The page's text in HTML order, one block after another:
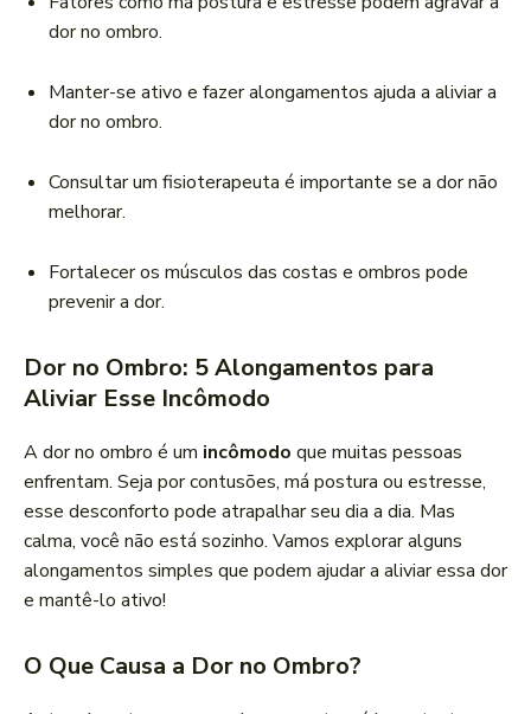
dor no ombro.
Manter-se ativo e fazer alongamentos ajuda a aliviar a
dor no ombro.
Consultar um fisioterapeuta é importante se a dor não
melhorar.
Fortalecer os músculos das costas e ombros pode
prevenir a dor.
Dor no Ombro: 5 Alongamentos para
Aliviar Esse Incômodo
A dor no ombro é um incômodo que muitas pessoas
enfrentam. Seja por contusões, má postura ou estresse,
esse desconforto pode atrapalhar seu dia a dia. Mas
calma, você não está sozinho. Vamos explorar alguns
alongamentos simples que podem ajudar a aliviar essa dor
e mantê-lo ativo!
O Que Causa a Dor no Ombro?